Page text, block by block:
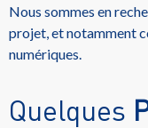
Nous sommes en
projet, et notamment
numériques.
Quelques